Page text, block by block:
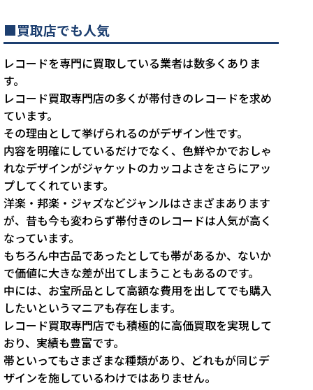
■買取店でも人気
レコードを専門に買取している業者は数多くありま
す。
レコード買取専門店の多くが帯付きのレコードを求め
ています。
その理由として挙げられるのがデザイン性です。
内容を明確にしているだけでなく、色鮮やかでおしゃ
れなデザインがジャケットのカッコよさをさらにアッ
プしてくれています。
洋楽・邦楽・ジャズなどジャンルはさまざまあります
が、昔も今も変わらず帯付きのレコードは人気が高く
なっています。
もちろん中古品であったとしても帯があるか、ないか
で価値に大きな差が出てしまうこともあるのです。
中には、お宝所品として高額な費用を出してでも購入
したいというマニアも存在します。
レコード買取専門店でも積極的に高価買取を実現して
おり、実績も豊富です。
帯といってもさまざまな種類があり、どれもが同じデ
ザインを施しているわけではありません。